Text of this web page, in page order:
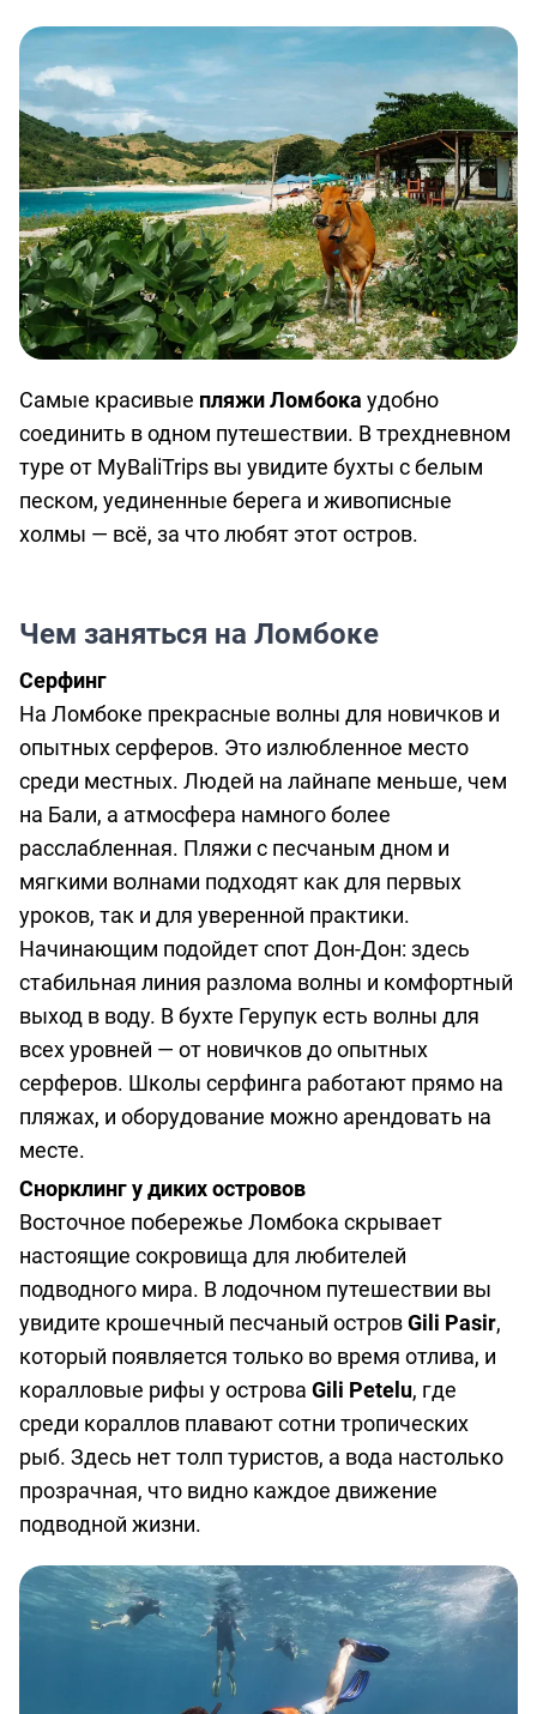
Самые красивые пляжи Ломбока удобно
соединить в одном путешествии. В трехдневном
туре от MyBaliTrips вы увидите бухты с белым
песком, уединенные берега и живописные
холмы — всё, за что любят этот остров.
Чем заняться на Ломбоке
Серфинг
На Ломбоке прекрасные волны для новичков и
опытных серферов. Это излюбленное место
среди местных. Людей на лайнапе меньше, чем
на Бали, а атмосфера намного более
расслабленная. Пляжи с песчаным дном и
мягкими волнами подходят как для первых
уроков, так и для уверенной практики.
Начинающим подойдет спот Дон-Дон: здесь
стабильная линия разлома волны и комфортный
выход в воду. В бухте Герупук есть волны для
всех уровней — от новичков до опытных
серферов. Школы серфинга работают прямо на
пляжах, и оборудование можно арендовать на
месте.
Снорклинг у диких островов
Восточное побережье Ломбока скрывает
настоящие сокровища для любителей
подводного мира. В лодочном путешествии вы
увидите крошечный песчаный островGili Pasir,
который появляется только во время отлива, и
коралловые рифы у острова Gili Petelu, где
среди кораллов плавают сотни тропических
рыб. Здесь нет толп туристов, а вода настолько
прозрачная, что видно каждое движение
подводной жизни.